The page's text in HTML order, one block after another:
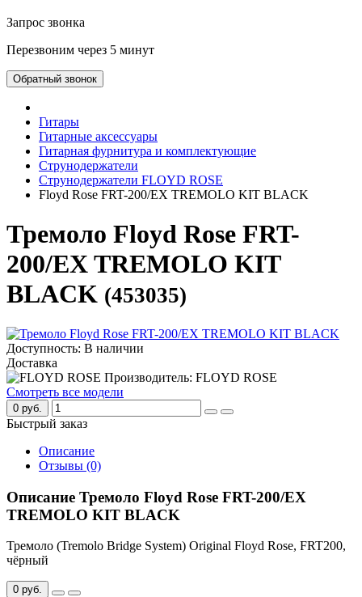
Запрос звонка
Перезвоним через 5 минут
Обратный звонок
Гитары
Гитарные аксессуары
Гитарная фурнитура и комплектующие
Струнодержатели
Струнодержатели FLOYD ROSE
Floyd Rose FRT-200/EX TREMOLO KIT BLACK
Тремоло Floyd Rose FRT-
200/EX TREMOLO KIT
BLACK (453035)
Доступность: В наличии
Доставка
Производитель: FLOYD ROSE
Смотреть все модели
0 руб.
Быстрый заказ
Описание
Отзывы (0)
Описание Тремоло Floyd Rose FRT-200/EX
TREMOLO KIT BLACK
Тремоло (Tremolo Bridge System) Original Floyd Rose, FRT200,
чёрный
0 руб.